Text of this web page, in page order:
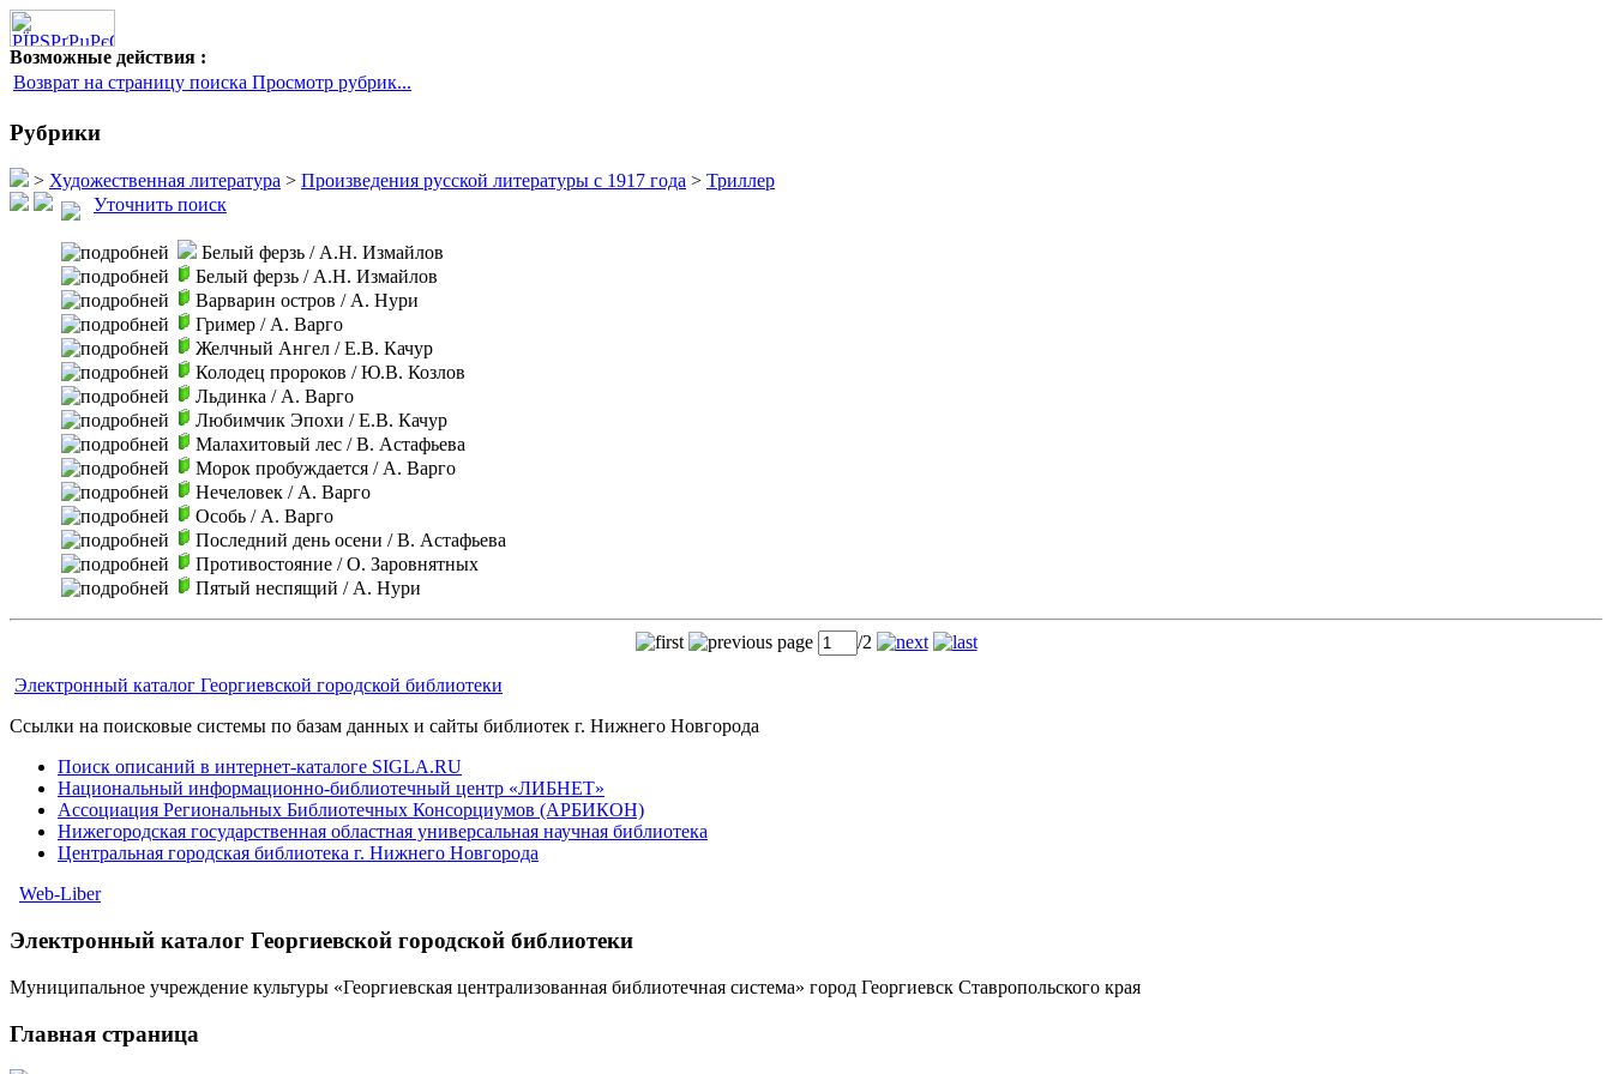
Возможные действия :
Возврат на страницу поиска Просмотр рубрик...
Рубрики
> Художественная литература > Произведения русской литературы с 1917 года > Триллер
Уточнить поиск
Белый ферзь / А.Н. Измайлов
Белый ферзь / А.Н. Измайлов
Варварин остров / А. Нури
Гример / А. Варго
Желчный Ангел / Е.В. Качур
Колодец пророков / Ю.В. Козлов
Льдинка / А. Варго
Любимчик Эпохи / Е.В. Качур
Малахитовый лес / В. Астафьева
Морок пробуждается / А. Варго
Нечеловек / А. Варго
Особь / А. Варго
Последний день осени / В. Астафьева
Противостояние / О. Заровнятных
Пятый неспящий / А. Нури
page /2
Электронный каталог Георгиевской городской библиотеки
Ссылки на поисковые системы по базам данных и сайты библиотек г. Нижнего Новгорода
Поиск описаний в интернет-каталоге SIGLA.RU
Национальный информационно-библиотечный центр «ЛИБНЕТ»
Ассоциация Региональных Библиотечных Консорциумов (АРБИКОН)
Нижегородская государственная областная универсальная научная библиотека
Центральная городская библиотека г. Нижнего Новгорода
Web-Liber
Электронный каталог Георгиевской городской библиотеки
Муниципальное учреждение культуры «Георгиевская централизованная библиотечная система» город Георгиевск Ставропольского края
Главная страница